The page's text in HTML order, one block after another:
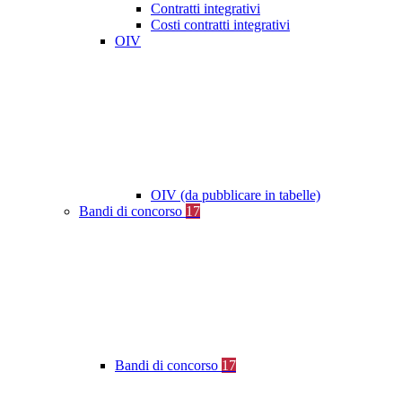
Contratti integrativi
Costi contratti integrativi
OIV
OIV (da pubblicare in tabelle)
Bandi di concorso 17
Bandi di concorso 17